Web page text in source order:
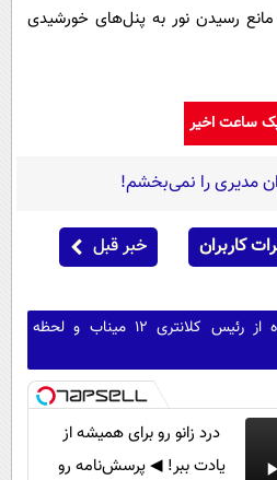
مانع رسیدن نور به پنل‌های خورشیدی
ساعت اخیر
مدیری را نمی‌بخشم!
کاربران خبر قبل
روایت شنیده نشده از رئیس کلانتری ۱۲ میناب و لحظه
درد زانو رو برای همیشه از
یادت ببر! ◀ پرسش‌نامه رو